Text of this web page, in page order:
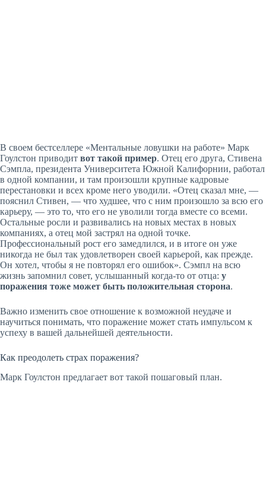
В своем бестселлере «Ментальные ловушки на работе» Марк
Гоулстон приводит вот такой пример. Отец его друга, Стивена
Сэмпла, президента Университета Южной Калифорнии, работал
в одной компании, и там произошли крупные кадровые
перестановки и всех кроме него уводили. «Отец сказал мне, —
пояснил Стивен, — что худшее, что с ним произошло за всю его
карьеру, — это то, что его не уволили тогда вместе со всеми.
Остальные росли и развивались на новых местах в новых
компаниях, а отец мой застрял на одной точке.
Профессиональный рост его замедлился, и в итоге он уже
никогда не был так удовлетворен своей карьерой, как прежде.
Он хотел, чтобы я не повторял его ошибок». Сэмпл на всю
жизнь запомнил совет, услышанный когда-то от отца: у
поражения тоже может быть положительная сторона.
Важно изменить свое отношение к возможной неудаче и
научиться понимать, что поражение может стать импульсом к
успеху в вашей дальнейшей деятельности.
Как преодолеть страх поражения?
Марк Гоулстон предлагает вот такой пошаговый план.